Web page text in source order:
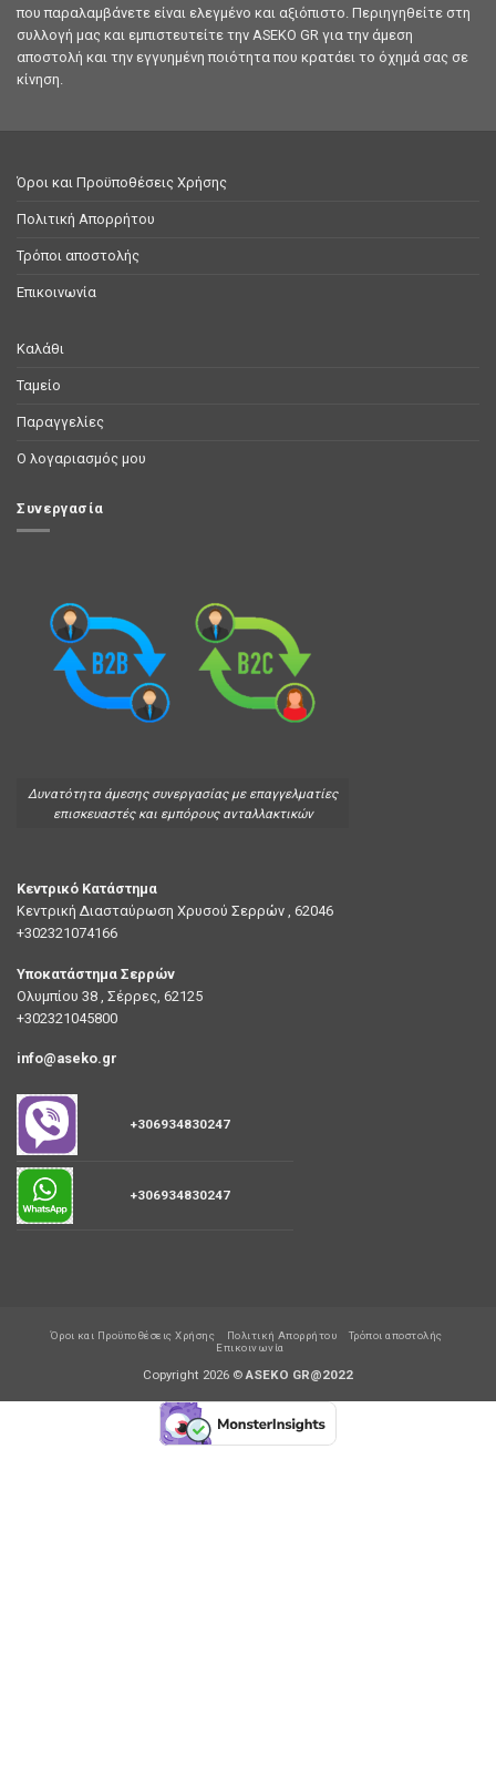
που παραλαμβάνετε είναι ελεγμένο και αξιόπιστο. Περιηγηθείτε στη
συλλογή μας και εμπιστευτείτε την ASEKO GR για την άμεση
αποστολή και την εγγυημένη ποιότητα που κρατάει το όχημά σας σε
κίνηση.
Όροι και Προϋποθέσεις Χρήσης
Πολιτική Απορρήτου
Τρόποι αποστολής
Επικοινωνία
Καλάθι
Ταμείο
Παραγγελίες
Ο λογαριασμός μου
Συνεργασία
Δυνατότητα άμεσης συνεργασίας με επαγγελματίες
επισκευαστές και εμπόρους ανταλλακτικών
Κεντρικό Κατάστημα
Κεντρική Διασταύρωση Χρυσού Σερρών , 62046
+302321074166
Υποκατάστημα Σερρών
Ολυμπίου 38 , Σέρρες, 62125
+302321045800
info@aseko.gr
+306934830247
+306934830247
Όροι και Προϋποθέσεις Χρήσης Πολιτική Απορρήτου
Τρόποι αποστολής
Επικοινωνία
Copyright 2026 © ASEKO GR@2022